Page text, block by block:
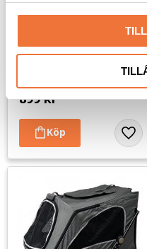
hundvagn Safari
899kr